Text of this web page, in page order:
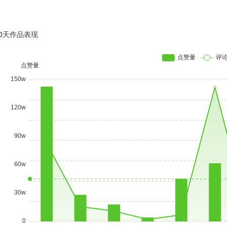
天作品表现